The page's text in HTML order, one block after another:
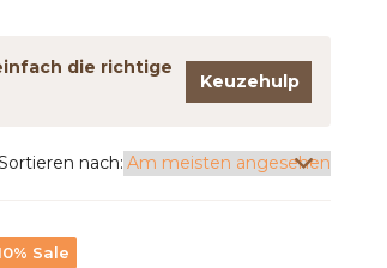
die richtige
Keuzehulp
nach:
Sale